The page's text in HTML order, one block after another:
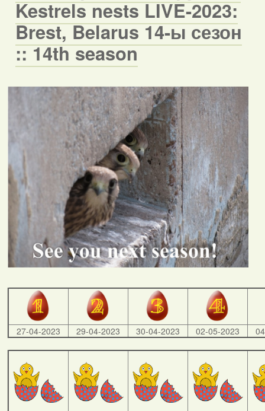
Kestrels nests LIVE-2023:
Brest, Belarus 14-ы сезон
:: 14th season
27-04-2023 29-04-2023 30-04-2023 02-05-2023